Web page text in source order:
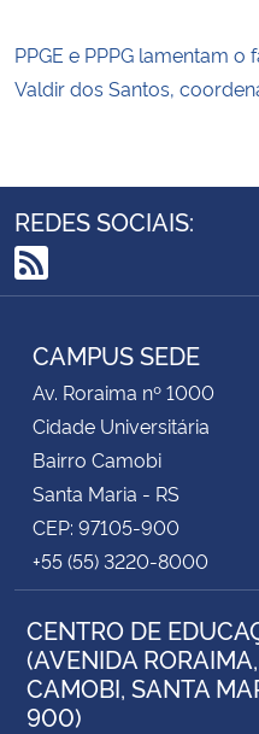
PPGE e PPPG lamentam
Valdir dos Santos,
REDES SOCIAIS:
RSS
CAMPUS SEDE
Av. Roraima nº 1000
Cidade Universitária
Bairro Camobi
Santa Maria - RS
CEP: 97105-900
+55 (55) 3220-8000
CENTRO DE
(AVENIDA
CAMOBI, SANTA
900)